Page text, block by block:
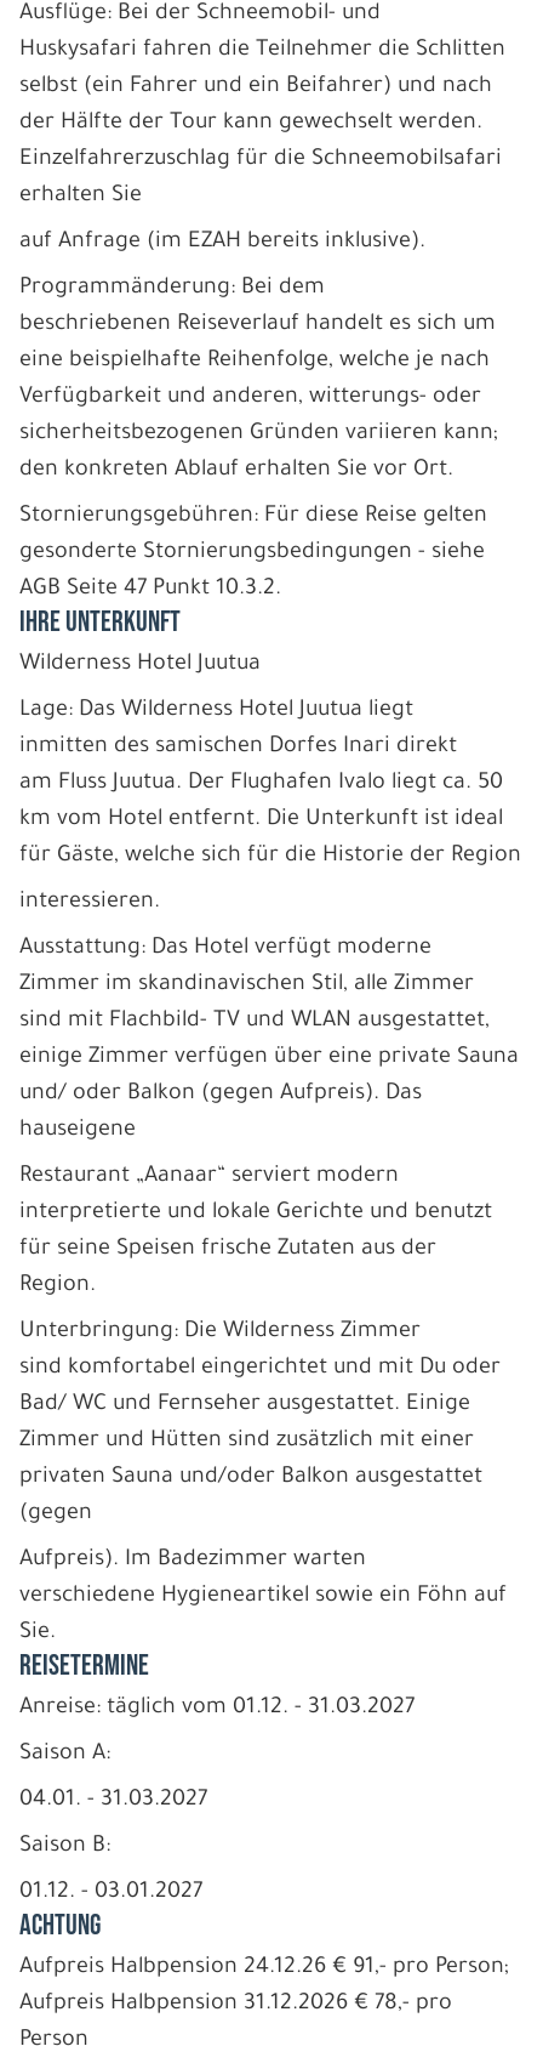
Ausflüge: Bei der Schneemobil- und
Huskysafari fahren die Teilnehmer die Schlitten
selbst (ein Fahrer und ein Beifahrer) und nach
der Hälfte der Tour kann gewechselt werden.
Einzelfahrerzuschlag für die Schneemobilsafari
erhalten Sie
auf Anfrage (im EZAH bereits inklusive).
Programmänderung: Bei dem
beschriebenen Reiseverlauf handelt es sich um
eine beispielhafte Reihenfolge, welche je nach
Verfügbarkeit und anderen, witterungs- oder
sicherheitsbezogenen Gründen variieren kann;
den konkreten Ablauf erhalten Sie vor Ort.
Stornierungsgebühren: Für diese Reise gelten
gesonderte Stornierungsbedingungen - siehe
AGB Seite 47 Punkt 10.3.2.
IHRE UNTERKUNFT
Wilderness Hotel Juutua
Lage: Das Wilderness Hotel Juutua liegt
inmitten des samischen Dorfes Inari direkt
am Fluss Juutua. Der Flughafen Ivalo liegt ca. 50
km vom Hotel entfernt. Die Unterkunft ist ideal
für Gäste, welche sich für die Historie der Region
interessieren.
Ausstattung: Das Hotel verfügt moderne
Zimmer im skandinavischen Stil, alle Zimmer
sind mit Flachbild- TV und WLAN ausgestattet,
einige Zimmer verfügen über eine private Sauna
und/ oder Balkon (gegen Aufpreis). Das
hauseigene
Restaurant „Aanaar“ serviert modern
interpretierte und lokale Gerichte und benutzt
für seine Speisen frische Zutaten aus der
Region.
Unterbringung: Die Wilderness Zimmer
sind komfortabel eingerichtet und mit Du oder
Bad/ WC und Fernseher ausgestattet. Einige
Zimmer und Hütten sind zusätzlich mit einer
privaten Sauna und/oder Balkon ausgestattet
(gegen
Aufpreis). Im Badezimmer warten
verschiedene Hygieneartikel sowie ein Föhn auf
Sie.
REISETERMINE
Anreise: täglich vom 01.12. - 31.03.2027
Saison A:
04.01. - 31.03.2027
Saison B:
01.12. - 03.01.2027
ACHTUNG
Aufpreis Halbpension 24.12.26 € 91,- pro Person;
Aufpreis Halbpension 31.12.2026 € 78,- pro
Person